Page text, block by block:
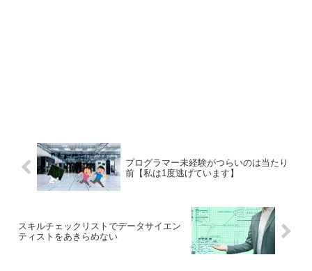
プログラマー未経験がつらいのは当たり
前【私は1度逃げています】
スキルチェックリストでデータサイエン
ティストをあきらめない